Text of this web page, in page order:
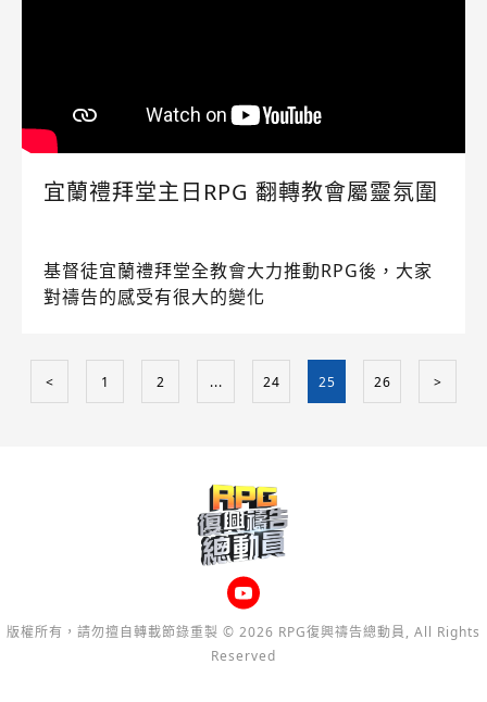
宜蘭禮拜堂主日RPG 翻轉教會屬靈氛圍
基督徒宜蘭禮拜堂全教會大力推動RPG後，大家
對禱告的感受有很大的變化
< 1 2 ... 24 25 26 >
版權所有，請勿擅自轉載節錄重製 © 2026 RPG復興禱告總動員, All Rights
Reserved